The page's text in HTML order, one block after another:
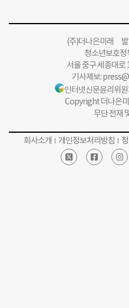
(주)더나은미래
청소년보호정
서울 중구 세종대
기사제보:
인터넷신문윤리위
Copyright 더나은
무단 전재
회사소개 개인정보처리방침